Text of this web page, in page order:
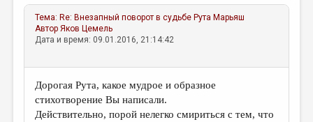
Тема: Re: Внезапный поворот в судьбе Рута Марьяш
АвторЯков Цемель
Дата и время: 09.01.2016, 21:14:42
Дорогая Рута, какое мудрое и образное
стихотворение Вы написали.
Действительно, порой нелегко смириться с тем, что